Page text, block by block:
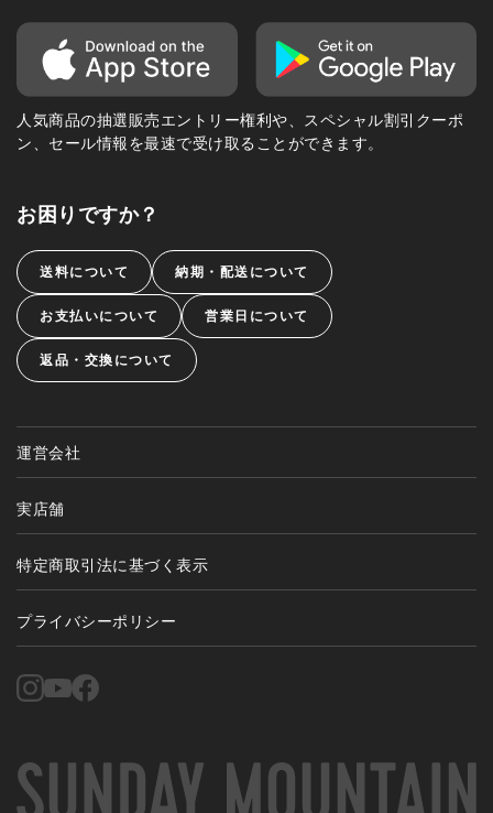
人気商品の抽選販売エントリー権利や、スペシャル割引クーポ
ン、セール情報を最速で受け取ることができます。
お困りですか？
送料について 納期・配送について
お支払いについて 営業日について
返品・交換について
運営会社
実店舗
特定商取引法に基づく表示
プライバシーポリシー